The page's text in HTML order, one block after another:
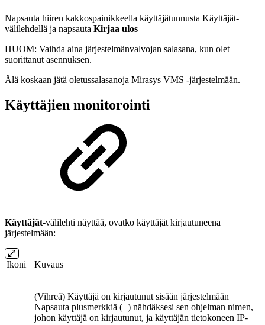
Napsauta hiiren kakkospainikkeella käyttäjätunnusta Käyttäjät-
välilehdellä ja napsauta Kirjaa ulos
HUOM: Vaihda aina järjestelmänvalvojan salasana, kun olet
suorittanut asennuksen.
Älä koskaan jätä oletussalasanoja Mirasys VMS -järjestelmään.
Käyttäjien monitorointi
Käyttäjät-välilehti näyttää, ovatko käyttäjät kirjautuneena
järjestelmään:
Ikoni Kuvaus
(Vihreä) Käyttäjä on kirjautunut sisään järjestelmään
Napsauta plusmerkkiä (+) nähdäksesi sen ohjelman nimen,
johon käyttäjä on kirjautunut, ja käyttäjän tietokoneen IP-